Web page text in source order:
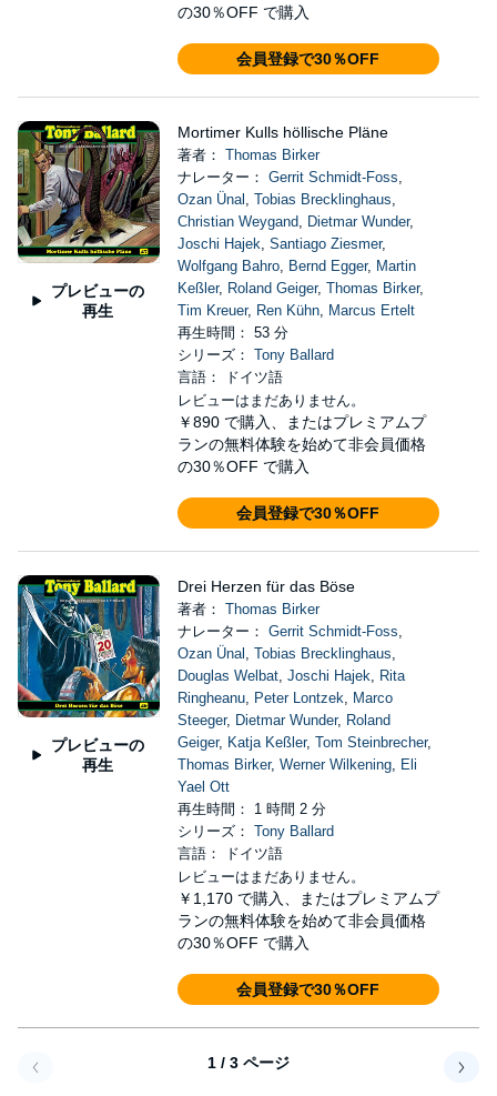
の30％OFF で購入
会員登録で30％OFF
プレビューの
再生
Mortimer Kulls höllische Pläne
著者： Thomas Birker
ナレーター： Gerrit Schmidt-Foss,
Ozan Ünal , Tobias Brecklinghaus,
Christian Weygand, Dietmar Wunder,
Joschi Hajek, Santiago Ziesmer,
Wolfgang Bahro, Bernd Egger, Martin
Keßler, Roland Geiger, Thomas Birker,
Tim Kreuer, Ren Kühn, Marcus Ertelt
再生時間： 53 分
シリーズ： Tony Ballard
言語： ドイツ語
レビューはまだありません。
￥890 で購入、またはプレミアムプ
ランの無料体験を始めて非会員価格
の30％OFF で購入
会員登録で30％OFF
プレビューの
再生
Drei Herzen für das Böse
著者： Thomas Birker
ナレーター： Gerrit Schmidt-Foss,
Ozan Ünal , Tobias Brecklinghaus,
Douglas Welbat, Joschi Hajek, Rita
Ringheanu, Peter Lontzek, Marco
Steeger, Dietmar Wunder, Roland
Geiger, Katja Keßler, Tom Steinbrecher,
Thomas Birker, Werner Wilkening, Eli
Yael Ott
再生時間： 1 時間 2 分
シリーズ： Tony Ballard
言語： ドイツ語
レビューはまだありません。
￥1,170 で購入、またはプレミアムプ
ランの無料体験を始めて非会員価格
の30％OFF で購入
会員登録で30％OFF
1 / 3 ページ